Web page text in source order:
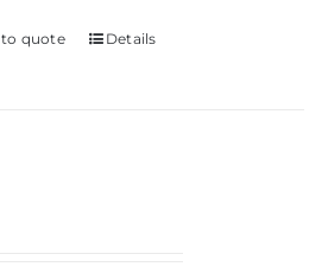
quote Details